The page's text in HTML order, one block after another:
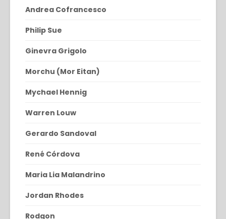
Andrea Cofrancesco
Philip Sue
Ginevra Grigolo
Morchu (Mor Eitan)
Mychael Hennig
Warren Louw
Gerardo Sandoval
René Córdova
Maria Lia Malandrino
Jordan Rhodes
Rodgon